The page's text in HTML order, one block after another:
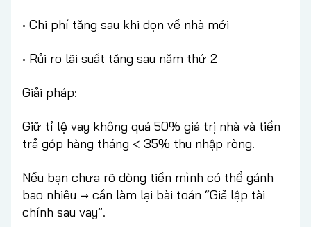
• Chi phí tăng sau khi dọn về nhà mới
• Rủi ro lãi suất tăng sau năm thứ 2
Giải pháp:
Giữ tỉ lệ vay không quá 50% giá trị nhà và tiền
trả góp hàng tháng < 35% thu nhập ròng.
Nếu bạn chưa rõ dòng tiền mình có thể gánh
bao nhiêu → cần làm lại bài toán “Giả lập tài
chính sau vay”.